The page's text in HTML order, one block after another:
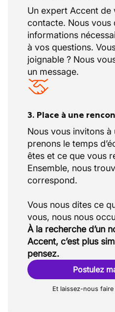
Un expert Accent
contacte. Nous vous
informations
à vos questions.
joignable ? Nous
un message.
3. Place à une
Nous vous invitons à
prenons le temps
êtes et ce que vous
Ensemble, nous
correspond.
Vous nous dites ce
À la recherche d’un
Accent, c’est plus
pensez.
Postulez
Et laissez-nous